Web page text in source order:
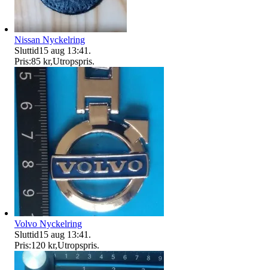
Nissan Nyckelring
Sluttid15 aug 13:41 .
Pris:85 kr,Utropspris.
Volvo Nyckelring
Sluttid15 aug 13:41 .
Pris:120 kr,Utropspris.